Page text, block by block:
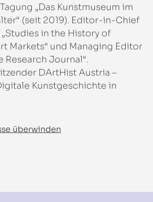
„Das Kunstmuseum im
(seit 2019). Editor-in-Chief
in the History of
Markets“ und Managing Editor
Research Journal“.
DArtHist Austria –
Kunstgeschichte in
überwinden